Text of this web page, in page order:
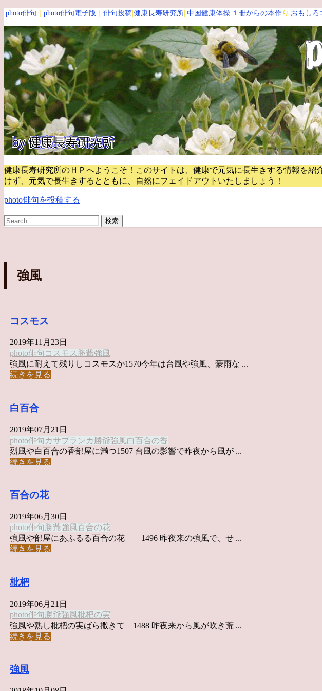
photo俳句 photo俳句電子版 俳句投稿 健康長寿研究所 中国健康体操 １冊からの本作 り| おもしろ
健康長寿研究所のＨＰへようこそ！このサイトは、健康で元気に長生きする情報を紹
けず、元気で長生きするとともに、自然にフェイドアウトいたしましょう！
photo俳句を投稿する
強風
コスモス
2019年11月23日
photo俳句 コスモス 勝爺強風
強風に耐えて残りしコスモスか1570今年は台風や強風、豪雨な ...
続きを見る
白百合
2019年07月21日
photo俳句カサブランカ 勝爺強風白百合の香
烈風や白百合の香部屋に満つ1507 台風の影響で昨夜から風が ...
続きを見る
百合の花
2019年06月30日
photo俳句 勝爺強風百合の花
強風や部屋にあふるる百合の花 1496 昨夜来の強風で、せ ...
続きを見る
枇杷
2019年06月21日
photo俳句 勝爺強風枇杷の実
強風や熟し枇杷の実ばら撒きて 1488 昨夜来から風が吹き荒 ...
続きを見る
強風